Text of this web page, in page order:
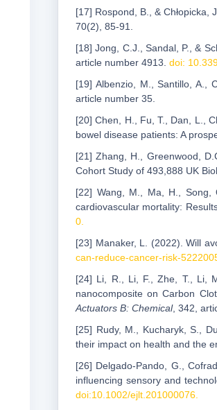
[17] Rospond, B., & Chłopicka,
70(2), 85-91.
[18] Jong, C.J., Sandal, P., &
article number 4913. doi:
[19] Albenzio, M., Santillo, A.,
article number 35.
[20] Chen, H., Fu, T., Dan, L.,
bowel disease patients: A
[21] Zhang, H., Greenwood,
Cohort Study of 493,888 UK
[22] Wang, M., Ma, H., Song,
cardiovascular mortality:
0.
[23] Manaker, L. (2022). Will
can-reduce-cancer-risk-
[24] Li, R., Li, F., Zhe, T., Li,
nanocomposite on Carbon
Actuators B: Chemical, 342,
[25] Rudy, M., Kucharyk, S.,
their impact on health and the
[26] Delgado-Pando, G.,
influencing sensory and
doi:10.1002/ejlt.201000076.